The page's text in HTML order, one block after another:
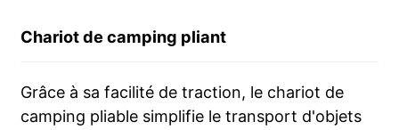
Chariot de camping pliant
Grâce à sa facilité de traction, le chariot de
camping pliable simplifie le transport d'objets